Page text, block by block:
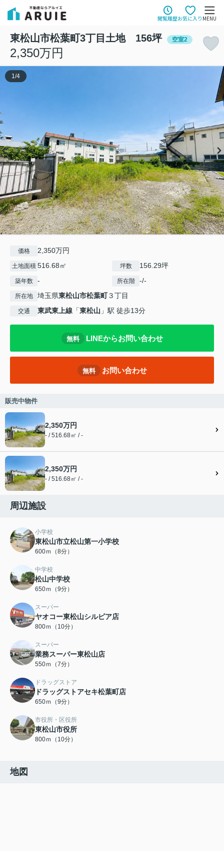
閲覧履歴お気に入り MENU
東松山市松葉町3丁目土地 156坪 空室2
2,350万円
1/4
価格 2,350万円
土地面積 516.68㎡ 坪数 156.29坪
築年数 - 所在階 -/-
所在地 埼玉県東松山市松葉町３丁目
交通 東武東上線 「東松山 」駅 徒歩13分
無料 LINEからお問い合わせ
無料 お問い合わせ
販売中物件
2,350万円
- / 516.68㎡ / -
2,350万円
- / 516.68㎡ / -
周辺施設
小学校
東松山市立松山第一小学校
600ｍ（8分）
中学校
松山中学校
650ｍ（9分）
スーパー
ヤオコー東松山シルピア店
800ｍ（10分）
スーパー
業務スーパー東松山店
550ｍ（7分）
ドラッグストア
ドラッグストアセキ松葉町店
650ｍ（9分）
市役所・区役所
東松山市役所
800ｍ（10分）
地図